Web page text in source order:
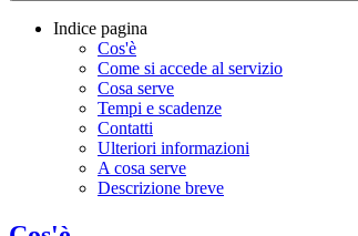
Indice pagina
Cos'è
Come si accede al servizio
Cosa serve
Tempi e scadenze
Contatti
Ulteriori informazioni
A cosa serve
Descrizione breve